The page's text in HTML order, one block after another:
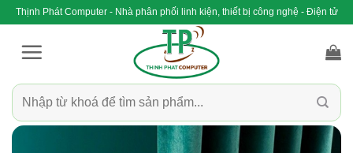
qua
Thịnh Phát Computer - Nhà phân phối linh kiện, thiết bị công nghệ - Điện tử
Tìm
kiếm: